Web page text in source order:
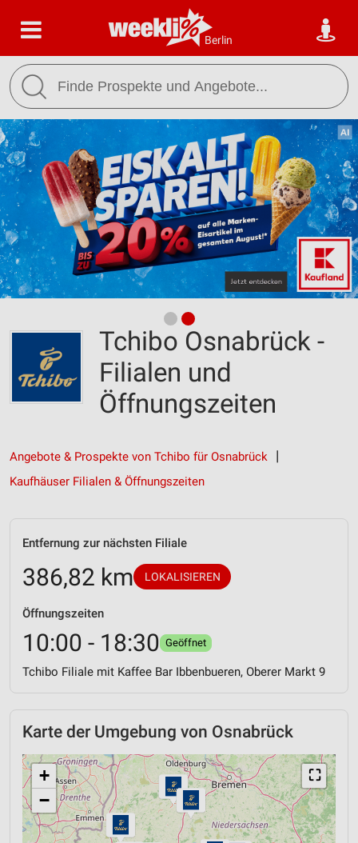
Berlin
Tchibo Osnabrück -
Filialen und
Öffnungszeiten
Angebote & Prospekte von Tchibo für Osnabrück
Kaufhäuser Filialen & Öffnungszeiten
Entfernung zur nächsten Filiale
386,82 km LOKALISIEREN
Öffnungszeiten
10:00 - 18:30 Geöffnet
Tchibo Filiale mit Kaffee Bar Ibbenbueren, Oberer Markt 9
Karte der Umgebung von Osnabrück
⛶
+
−